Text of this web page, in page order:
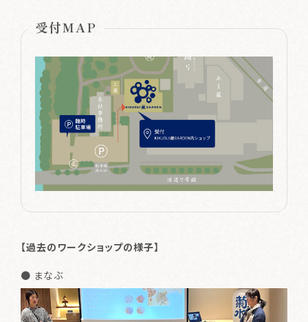
受付MAP
【過去のワークショップの様子】
● まなぶ